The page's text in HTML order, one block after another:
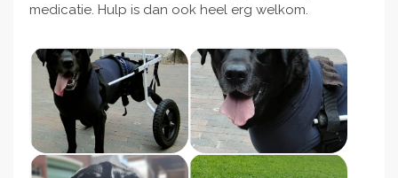
medicatie. Hulp is dan ook heel erg welkom.